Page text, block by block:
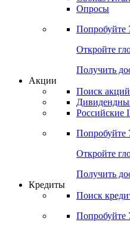
Опросы
Попробуйте
Откройте
Получить
Акции
Поиск акций
Российские
Попробуйте
Откройте
Получить
Кредиты
Поиск
Попробуйте